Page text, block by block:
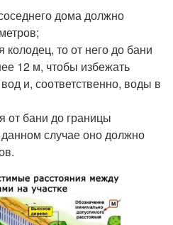
дома должно
колодец, то от него до бани
12 м, чтобы избежать
и, соответственно, воды в
от бани до границы
данном случае оно должно